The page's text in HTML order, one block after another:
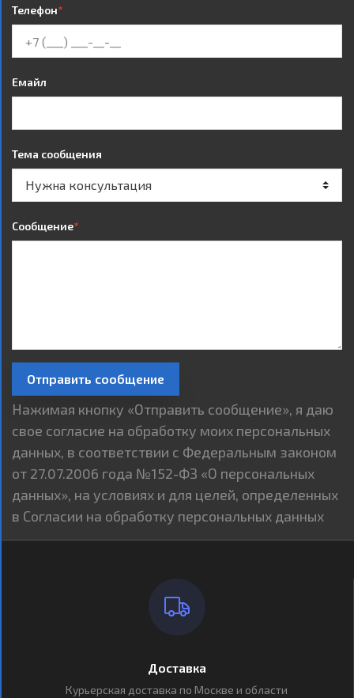
Телефон*
Емайл
Тема сообщения
Сообщение*
Отправить сообщение
Нажимая кнопку «Отправить сообщение», я даю
свое согласие на обработку моих персональных
данных, в соответствии с Федеральным законом
от 27.07.2006 года №152-ФЗ «О персональных
данных», на условиях и для целей, определенных
в Согласии на обработку персональных данных
Доставка
Курьерская доставка по Москве и области